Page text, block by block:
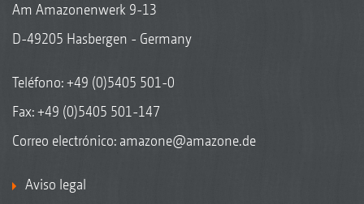
Am Amazonenwerk 9-13
D-49205 Hasbergen - Germany
Teléfono:+49 (0)5405 501-0
Fax: +49 (0)5405 501-147
Correo electrónico: amazone@amazone.de
Aviso legal